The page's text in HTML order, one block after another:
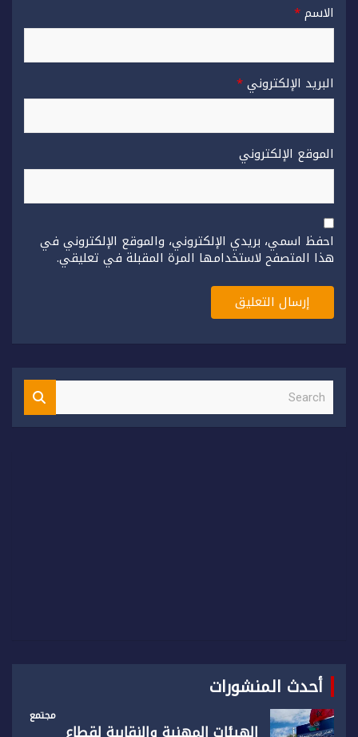
الاسم*
البريد الإلكتروني*
الموقع الإلكتروني
احفظ اسمي، بريدي الإلكتروني، والموقع الإلكتروني في
هذا المتصفح لاستخدامها المرة المقبلة في تعليقي.
S
a
أحدث المنشورات
مجتمع